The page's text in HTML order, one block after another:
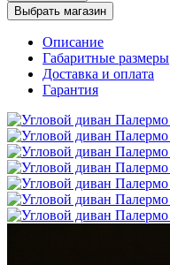
Выбрать магазин
Описание
Габаритные размеры
Доставка и оплата
Гарантия